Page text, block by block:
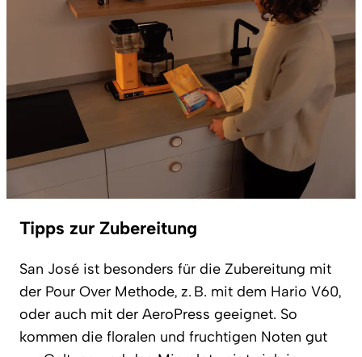
Tipps zur Zubereitung
San José ist besonders für die Zubereitung mit
der Pour Over Methode, z. B. mit dem Hario V60,
oder auch mit der AeroPress geeignet. So
kommen die floralen und fruchtigen Noten gut